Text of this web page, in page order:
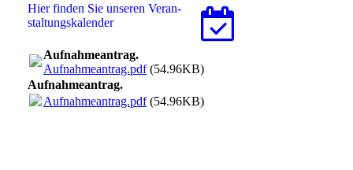
Hier finden Sie unseren Ver­an­
stal­tungs­ka­len­der
Aufnahmeantrag.
Aufnahmeantrag.pdf(54.96KB)
Aufnahmeantrag.
Aufnahmeantrag.pdf(54.96KB)